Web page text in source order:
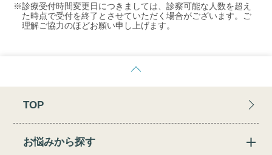
※診療受付時間変更日につきましては、診察可能な人数を超え
た時点で受付を終了とさせていただく場合がございます。ご
理解ご協力のほどお願い申し上げます。
TOP
お悩みから探す